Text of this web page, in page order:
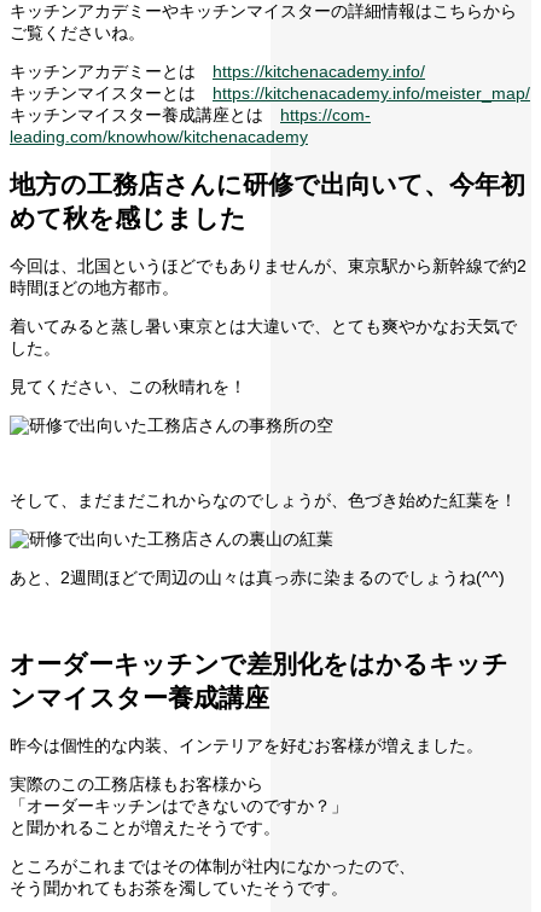
キッチンアカデミーやキッチンマイスターの詳細情報はこちらから
ご覧くださいね。
キッチンアカデミーとは https://kitchenacademy.info/
キッチンマイスターとは https://kitchenacademy.info/meister_map/
キッチンマイスター養成講座とは https://com-
leading.com/knowhow/kitchenacademy
地方の工務店さんに研修で出向いて、今年初
めて秋を感じました
今回は、北国というほどでもありませんが、東京駅から新幹線で約2
時間ほどの地方都市。
着いてみると蒸し暑い東京とは大違いで、とても爽やかなお天気で
した。
見てください、この秋晴れを！
そして、まだまだこれからなのでしょうが、色づき始めた紅葉を！
あと、2週間ほどで周辺の山々は真っ赤に染まるのでしょうね(^^)
オーダーキッチンで差別化をはかるキッチ
ンマイスター養成講座
昨今は個性的な内装、インテリアを好むお客様が増えました。
実際のこの工務店様もお客様から
「オーダーキッチンはできないのですか？」
と聞かれることが増えたそうです。
ところがこれまではその体制が社内になかったので、
そう聞かれてもお茶を濁していたそうです。